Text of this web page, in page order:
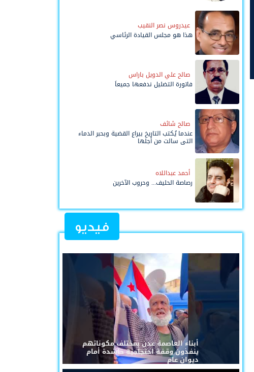
عيدروس نصر النقيب
هذا هو مجلس القيادة الرئاسي
صالح علي الدويل باراس
فاتورة التضليل ندفعها جميعاً
صالح شائف
عندما يُكتب التاريخ بيراع القضية وبحبر الدماء
التي سالت من أجلها
أحمد عبداللاه
رصاصة الحليف... وحروب الآخرين
فيديو
أبناء العاصمة عدن بمختلف مكوناتهم
ينفذون وقفة احتجاجية حاشدة أمام
ديوان عام